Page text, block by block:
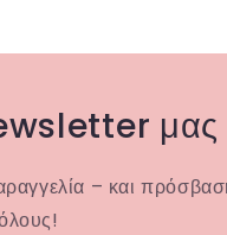
μας
– και